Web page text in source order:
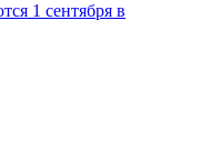
1 сентября в